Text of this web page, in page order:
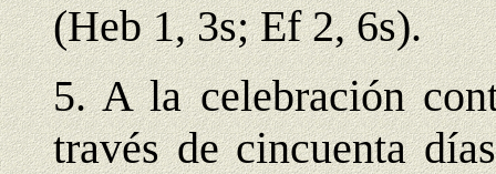
(Heb 1, 3s; Ef 2, 6s).
5. A la celebración
través de cincuenta